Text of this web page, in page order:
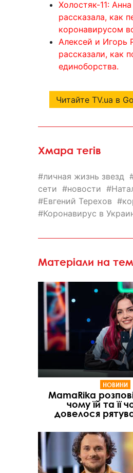
Холостяк-11:
рассказала, как
коронавирусом
Алексей и Игорь
рассказали, как
единоборства.
Читайте TV.ua в
Хмара тегів
личная жизнь звезд
сети
новости
Евгений Терехов
Коронавирус в
Матеріали на
НОВИНИ
MamaRika
чому їй та її
довелося